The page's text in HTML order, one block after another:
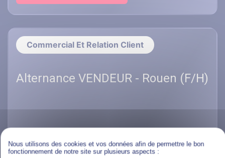
Commercial Et Relation Client
Alternance VENDEUR - Rouen (F/H)
Nous utilisons des cookies et vos données afin de permettre le bon
fonctionnement de notre site sur plusieurs aspects :